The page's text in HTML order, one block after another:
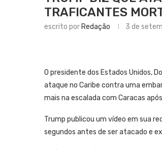
TRAFICANTES
escrito por Redação 3 de
O presidente dos Estados Unidos,
ataque no Caribe contra uma
mais na escalada com Caracas
Trump publicou um vídeo em sua
segundos antes de ser atacado e